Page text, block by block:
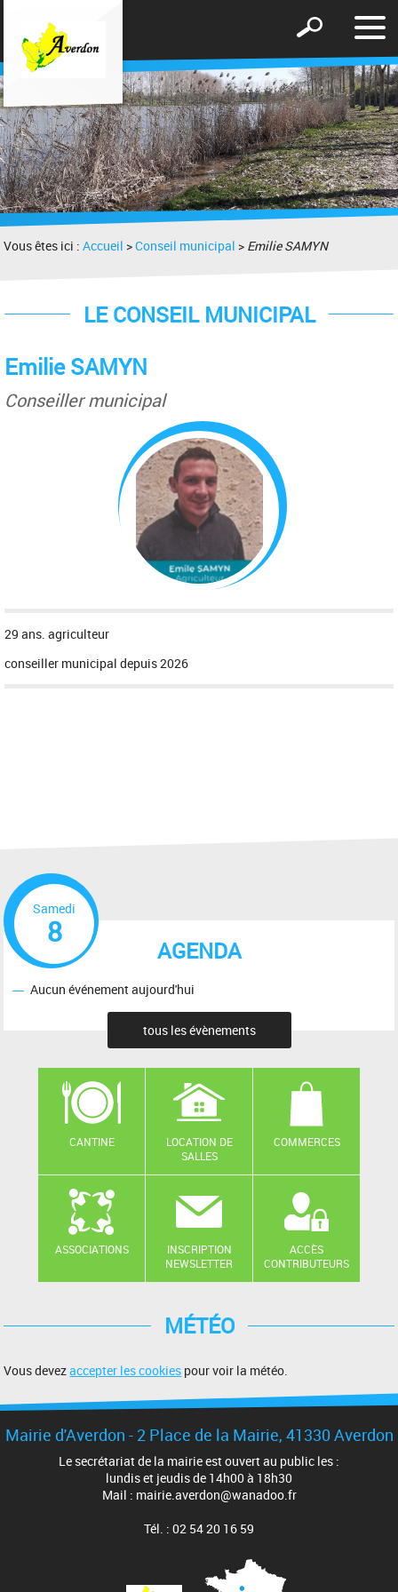
le
Afficher
formulaire
de
recherche
Vous êtes ici :Accueil >Conseil municipal > Emilie SAMYN
LE CONSEIL MUNICIPAL
Emilie SAMYN
Conseiller municipal
29 ans. agriculteur
conseiller municipal depuis 2026
AGENDA
Samedi
8
Aucun événement aujourd'hui
tous les évènements
CANTINE
LOCATION DE
SALLES
COMMERCES
ASSOCIATIONS
INSCRIPTION
NEWSLETTER
ACCÈS
CONTRIBUTEURS
MÉTÉO
Vous devezaccepter les cookies pour voir la météo.
Mairie d'Averdon - 2 Place de la Mairie, 41330 Averdon
Le secrétariat de la mairie est ouvert au public les :
lundis et jeudis de 14h00 à 18h30
Mail : mairie.averdon@wanadoo.fr
Tél. : 02 54 20 16 59